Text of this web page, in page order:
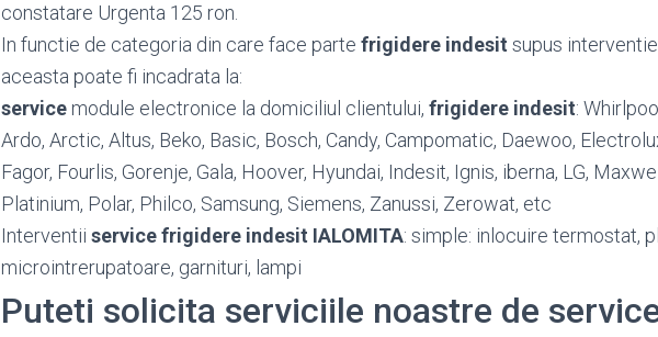
constatare Urgenta 125 ron.
In functie de categoria din care face parte frigidere indesit supus
aceasta poate fi incadrata la:
service module electronice la domiciliul clientului, frigidere indesit:
Ardo, Arctic, Altus, Beko, Basic, Bosch, Candy, Campomatic, Daewoo,
Fagor, Fourlis, Gorenje, Gala, Hoover, Hyundai, Indesit, Ignis, iberna, LG,
Platinium, Polar, Philco, Samsung, Siemens, Zanussi, Zerowat, etc
Interventii service frigidere indesit IALOMITA: simple: inlocuire termostat,
microintrerupatoare, garnituri, lampi
Puteti solicita serviciile noastre de